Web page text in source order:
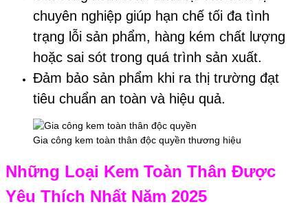
chuyên nghiệp giúp hạn chế tối đa tình
trạng lỗi sản phẩm, hàng kém chất lượng
hoặc sai sót trong quá trình sản xuất.
Đảm bảo sản phẩm khi ra thị trường đạt
tiêu chuẩn an toàn và hiệu quả.
Gia công kem toàn thân độc quyền thương hiệu
Những Loại Kem Toàn Thân Được
Yêu Thích Nhất Năm 2025